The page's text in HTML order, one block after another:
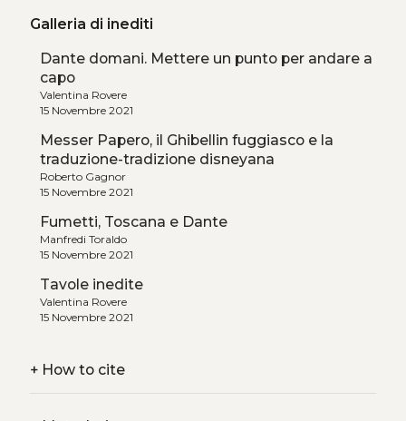
Galleria di inediti
Dante domani. Mettere un punto per andare a
capo
Valentina Rovere
15 Novembre 2021
Messer Papero, il Ghibellin fuggiasco e la
traduzione-tradizione disneyana
Roberto Gagnor
15 Novembre 2021
Fumetti, Toscana e Dante
Manfredi Toraldo
15 Novembre 2021
Tavole inedite
Valentina Rovere
15 Novembre 2021
+How to cite